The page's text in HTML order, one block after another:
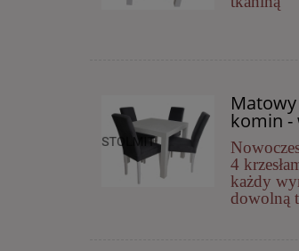
Matowy
komin -
4
każdy
dowolną